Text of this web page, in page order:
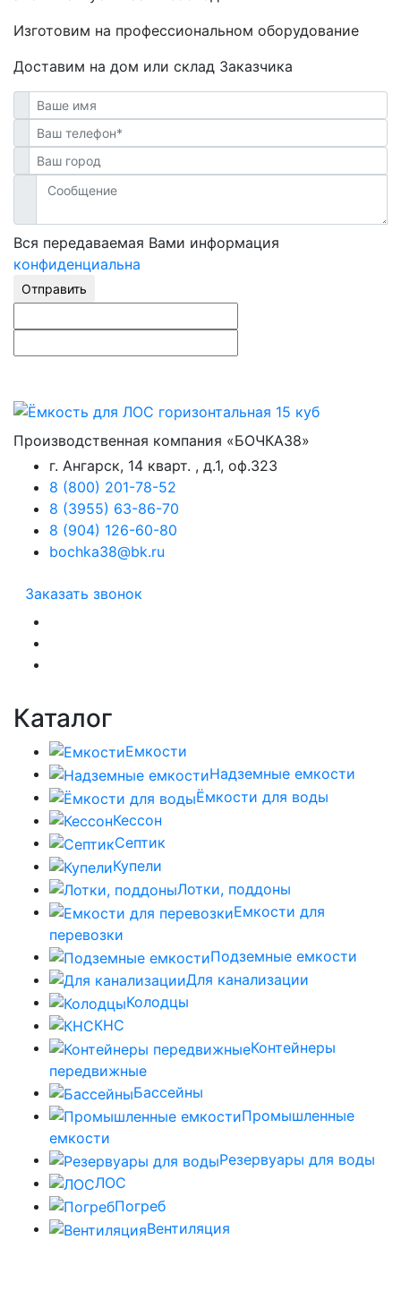
Изготовим на профессиональном оборудование
Доставим на дом или склад Заказчика
Вся передаваемая Вами информация
конфиденциальна
Отправить
Производственная компания «БОЧКА38»
г. Ангарск, 14 кварт. , д.1, оф.323
8 (800) 201-78-52
8 (3955) 63-86-70
8 (904) 126-60-80
bochka38@bk.ru
Заказать звонок
Каталог
Емкости
Надземные емкости
Ёмкости для воды
Кессон
Септик
Купели
Лотки, поддоны
Емкости для
перевозки
Подземные емкости
Для канализации
Колодцы
КНС
Контейнеры
передвижные
Бассейны
Промышленные
емкости
Резервуары для воды
ЛОС
Погреб
Вентиляция